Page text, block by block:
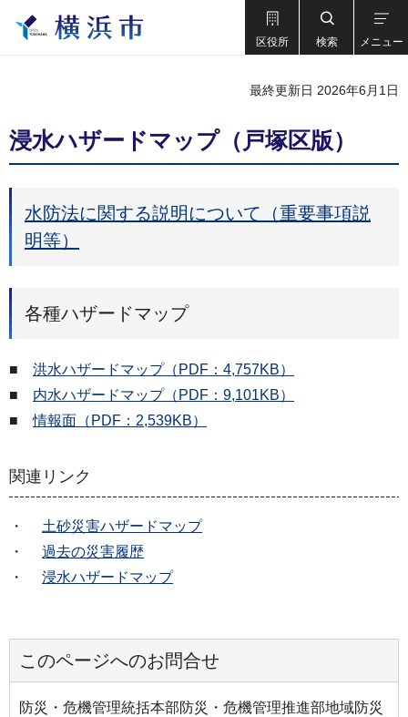
区役所 検索 メニュー
最終更新日 2026年6月1日
浸水ハザードマップ（戸塚区版）
水防法に関する説明について（重要事項説
明等）
各種ハザードマップ
■ 洪水ハザードマップ（PDF：4,757KB）
■ 内水ハザードマップ（PDF：9,101KB）
■情報面（PDF：2,539KB）
関連リンク
・ 土砂災害ハザードマップ
・ 過去の災害履歴
・ 浸水ハザードマップ
このページへのお問合せ
防災・危機管理統括本部防災・危機管理推進部地域防災